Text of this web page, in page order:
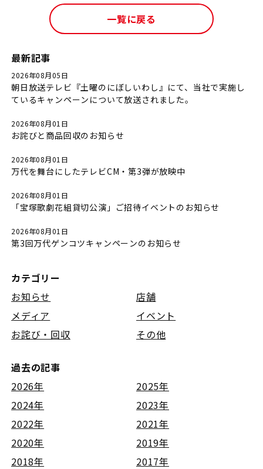
一覧に戻る
最新記事
2026年08月05日
朝日放送テレビ『土曜のにぼしいわし』にて、当社で実施し
ているキャンペーンについて放送されました。
2026年08月01日
お詫びと商品回収のお知らせ
2026年08月01日
万代を舞台にしたテレビCM・第3弾が放映中
2026年08月01日
「宝塚歌劇花組貸切公演」ご招待イベントのお知らせ
2026年08月01日
第3回万代ゲンコツキャンペーンのお知らせ
カテゴリー
お知らせ
店舗
メディア
イベント
お詫び・回収
その他
過去の記事
2026年
2025年
2024年
2023年
2022年
2021年
2020年
2019年
2018年
2017年